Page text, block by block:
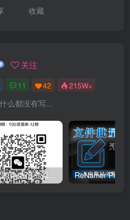
收藏
关注
11 42 215W+
么都没有写...
930资源库-微信资源12群【限时免费】开放入群中！！！